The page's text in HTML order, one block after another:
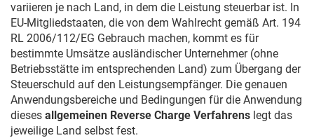
variieren je nach Land, in dem die Leistung steuerbar ist. In
EU-Mitgliedstaaten, die von dem Wahlrecht gemäß Art. 194
RL 2006/112/EG Gebrauch machen, kommt es für
bestimmte Umsätze ausländischer Unternehmer (ohne
Betriebsstätte im entsprechenden Land) zum Übergang der
Steuerschuld auf den Leistungsempfänger. Die genauen
Anwendungsbereiche und Bedingungen für die Anwendung
dieses allgemeinen Reverse Charge Verfahrens legt das
jeweilige Land selbst fest.